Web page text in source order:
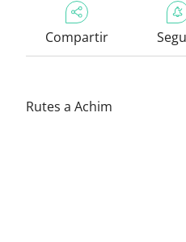
Compartir
Rutes a Achim